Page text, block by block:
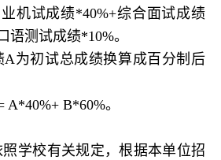
机试成绩*40%+综合面试成绩
语测试成绩*10%。
A为初试总成绩换算成百分制后
A*40%+ B*60%。
照学校有关规定，根据本单位招